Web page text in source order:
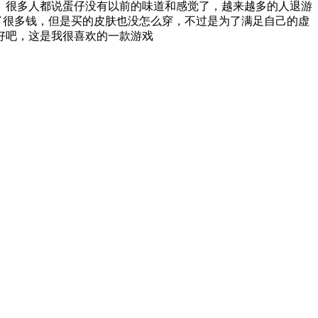
多人都说蛋仔没有以前的味道和感觉了，越来越多的人退游
多钱，但是买的皮肤也没怎么穿，不过是为了满足自己的虚
吧，这是我很喜欢的一款游戏